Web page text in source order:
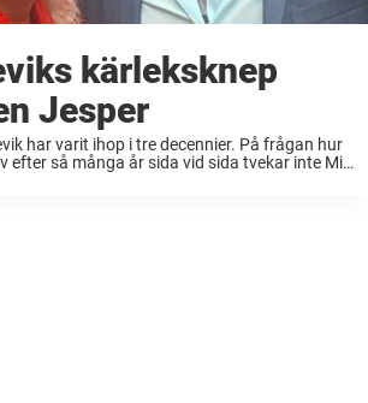
kärleksknep
Jesper
har varit ihop i tre decennier. På frågan hur
efter så många år sida vid sida tvekar inte Mia